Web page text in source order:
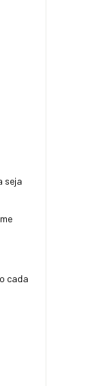
seja
cada